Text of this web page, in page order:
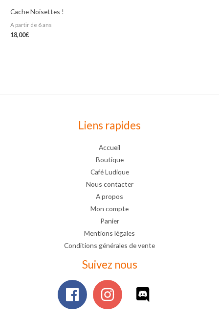
Cache Noisettes !
A partir de 6 ans
18,00€
Liens rapides
Accueil
Boutique
Café Ludique
Nous contacter
A propos
Mon compte
Panier
Mentions légales
Conditions générales de vente
Suivez nous